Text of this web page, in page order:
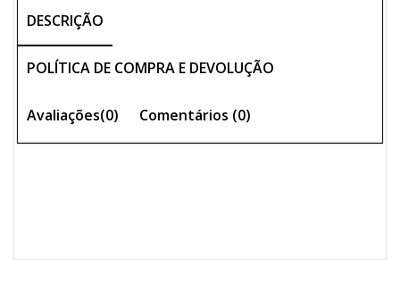
DESCRIÇÃO
POLÍTICA DE COMPRA E DEVOLUÇÃO
Avaliações(0) Comentários (0)